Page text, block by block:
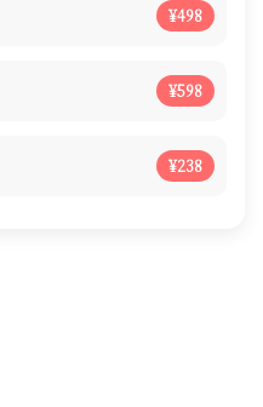
¥498
¥598
¥238